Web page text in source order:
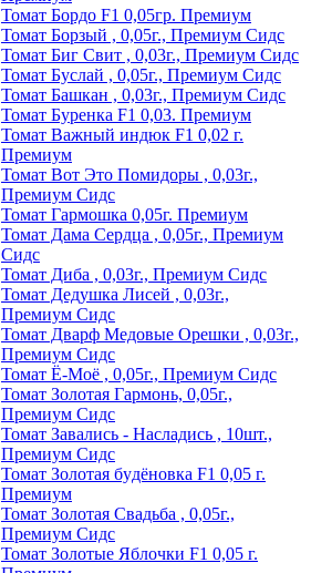
Томат Бордо F1 0,05гр. Премиум
Томат Борзый , 0,05г., Премиум Сидс
Томат Биг Свит , 0,03г., Премиум Сидс
Томат Буслай , 0,05г., Премиум Сидс
Томат Башкан , 0,03г., Премиум Сидс
Томат Буренка F1 0,03. Премиум
Томат Baжный индюк F1 0,02 г.
Пpeмиyм
Томат Вот Это Помидоры , 0,03г.,
Премиум Сидс
Томат Гармошка 0,05г. Премиум
Томат Дама Сердца , 0,05г., Премиум
Сидс
Томат Диба , 0,03г., Премиум Сидс
Томат Дедушка Лисей , 0,03г.,
Премиум Сидс
Томат Дварф Медовые Орешки , 0,03г.,
Премиум Сидс
Томат Ё-Моё , 0,05г., Премиум Сидс
Томат Золотая Гармонь, 0,05г.,
Премиум Сидс
Томат Завались - Насладись , 10шт.,
Премиум Сидс
Томат Зoлoтaя бyдёнoвкa F1 0,05 г.
Пpeмиyм
Томат Золотая Свадьба , 0,05г.,
Премиум Сидс
Томат Зoлoтыe Яблoчки F1 0,05 г.